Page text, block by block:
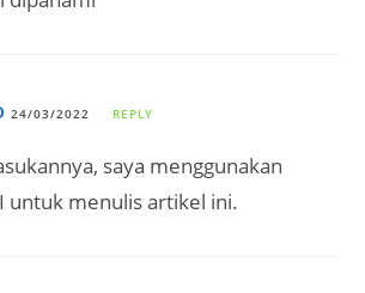
24/03/2022 REPLY
saya menggunakan
untuk menulis artikel ini.